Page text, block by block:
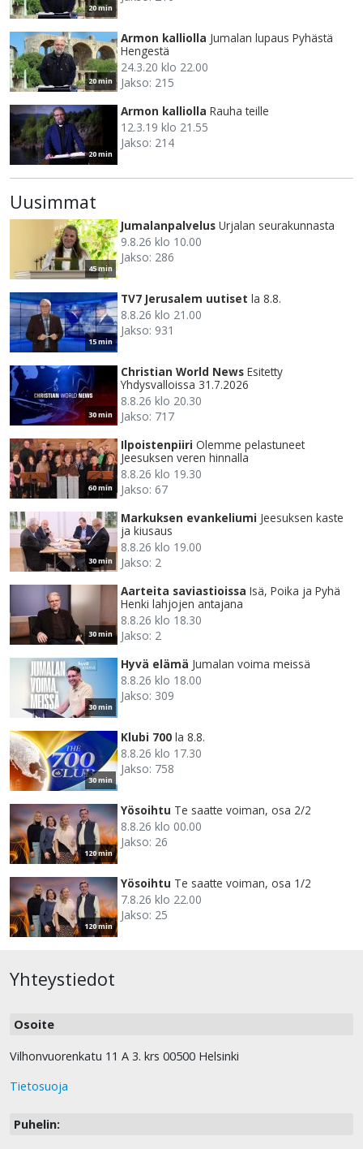
20 min
20 min
Armon kalliolla Jumalan lupaus Pyhästä
Hengestä
24.3.20 klo 22.00
Jakso: 215
20 min
Armon kalliolla Rauha teille
12.3.19 klo 21.55
Jakso: 214
Uusimmat
45 min
Jumalanpalvelus Urjalan seurakunnasta
9.8.26 klo 10.00
Jakso: 286
15 min
TV7 Jerusalem uutiset la 8.8.
8.8.26 klo 21.00
Jakso: 931
30 min
Christian World News Esitetty
Yhdysvalloissa 31.7.2026
8.8.26 klo 20.30
Jakso: 717
60 min
Ilpoistenpiiri Olemme pelastuneet
Jeesuksen veren hinnalla
8.8.26 klo 19.30
Jakso: 67
30 min
Markuksen evankeliumi Jeesuksen kaste
ja kiusaus
8.8.26 klo 19.00
Jakso: 2
30 min
Aarteita saviastioissa Isä, Poika ja Pyhä
Henki lahjojen antajana
8.8.26 klo 18.30
Jakso: 2
30 min
Hyvä elämä Jumalan voima meissä
8.8.26 klo 18.00
Jakso: 309
30 min
Klubi 700 la 8.8.
8.8.26 klo 17.30
Jakso: 758
120 min
Yösoihtu Te saatte voiman, osa 2/2
8.8.26 klo 00.00
Jakso: 26
120 min
Yösoihtu Te saatte voiman, osa 1/2
7.8.26 klo 22.00
Jakso: 25
Yhteystiedot
Osoite
Vilhonvuorenkatu 11 A 3. krs 00500 Helsinki
Tietosuoja
Puhelin: